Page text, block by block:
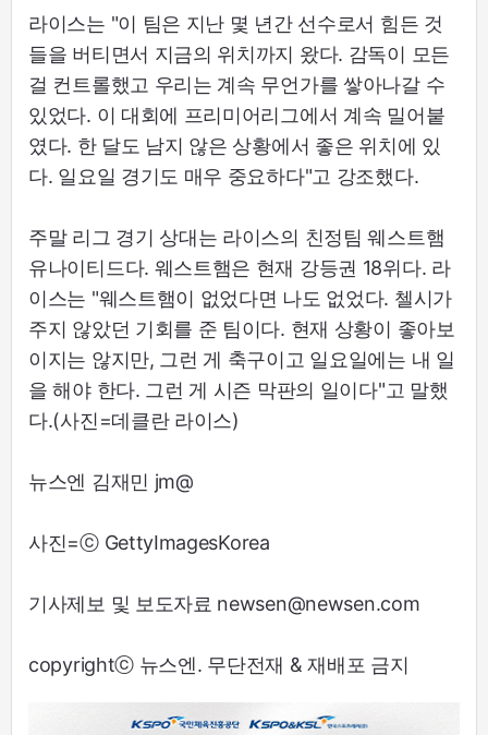
라이스는 "이 팀은 지난 몇 년간 선수로서 힘든 것
들을 버티면서 지금의 위치까지 왔다. 감독이 모든
걸 컨트롤했고 우리는 계속 무언가를 쌓아나갈 수
있었다. 이 대회에 프리미어리그에서 계속 밀어붙
였다. 한 달도 남지 않은 상황에서 좋은 위치에 있
다. 일요일 경기도 매우 중요하다"고 강조했다.
주말 리그 경기 상대는 라이스의 친정팀 웨스트햄
유나이티드다. 웨스트햄은 현재 강등권 18위다. 라
이스는 "웨스트햄이 없었다면 나도 없었다. 첼시가
주지 않았던 기회를 준 팀이다. 현재 상황이 좋아보
이지는 않지만, 그런 게 축구이고 일요일에는 내 일
을 해야 한다. 그런 게 시즌 막판의 일이다"고 말했
다.(사진=데클란 라이스)
뉴스엔 김재민 jm@
사진=ⓒ GettyImagesKorea
기사제보 및 보도자료 newsen@newsen.com
copyrightⓒ 뉴스엔. 무단전재 & 재배포 금지